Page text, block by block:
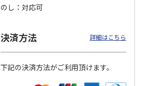
(送料・税込) (送料・税込)
のし
対応可
決済方法 詳細はこちら
下記の決済方法がご利用頂けます。